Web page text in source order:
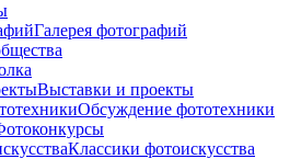
Галерея фотографий
Выставки и проекты
Обсуждение фототехники
Классики фотоискусства